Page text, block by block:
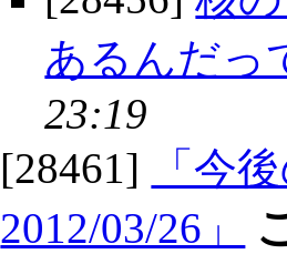
あるんだっ
23:19
[28461]
「今
2012/03/26」